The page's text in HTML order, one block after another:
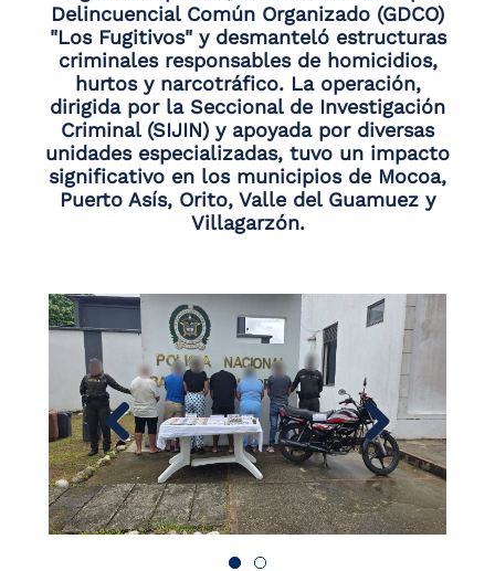
Delincuencial Común Organizado (GDCO)
"Los Fugitivos" y desmanteló estructuras
criminales responsables de homicidios,
hurtos y narcotráfico. La operación,
dirigida por la Seccional de Investigación
Criminal (SIJIN) y apoyada por diversas
unidades especializadas, tuvo un impacto
significativo en los municipios de Mocoa,
Puerto Asís, Orito, Valle del Guamuez y
Villagarzón.